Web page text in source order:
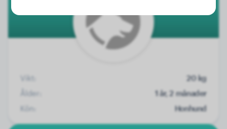
Vikt:
20 kg
Ålder:
1 år, 2 månader
Kön:
Honhund